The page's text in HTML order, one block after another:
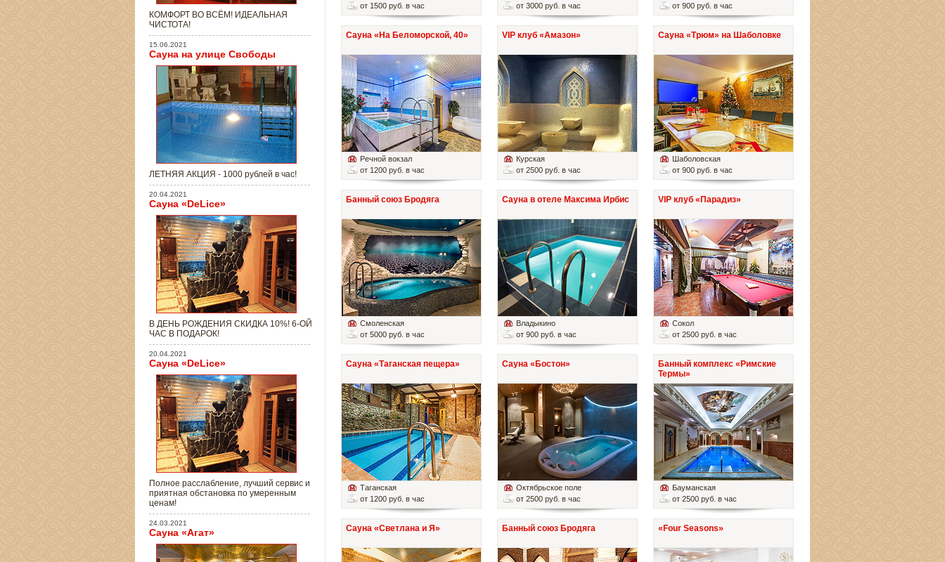
от 1500 руб. в час
от 3000 руб. в час
от 900 руб. в час
Сауна «На Беломорской, 40»
Речной вокзал
от 1200 руб. в час
VIP клуб «Амазон»
Курская
от 2500 руб. в час
Сауна «Трюм» на Шаболовке
Шаболовская
от 900 руб. в час
Банный союз Бродяга
Смоленская
от 5000 руб. в час
Сауна в отеле Максима Ирбис
Владыкино
от 900 руб. в час
VIP клуб «Парадиз»
Сокол
от 2500 руб. в час
Сауна «Таганская пещера»
Таганская
от 1200 руб. в час
Сауна «Бостон»
Октябрьское поле
от 2500 руб. в час
Банный комплекс «Римские
Термы»
Бауманская
от 2500 руб. в час
Сауна «Светлана и Я» Банный союз Бродяга «Four Seasons»
КОМФОРТ ВО ВСЁМ! ИДЕАЛЬНАЯ
ЧИСТОТА!
15.06.2021
Сауна на улице Свободы
ЛЕТНЯЯ АКЦИЯ - 1000 рублей в час!
20.04.2021
Сауна «DeLice»
В ДЕНЬ РОЖДЕНИЯ СКИДКА 10%! 6-ОЙ
ЧАС В ПОДАРОК!
20.04.2021
Сауна «DeLice»
Полное расслабление, лучший сервис и
приятная обстановка по умеренным
ценам!
24.03.2021
Сауна «Агат»